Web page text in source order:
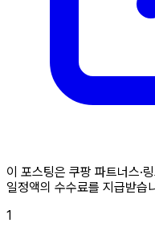
이 포스팅은 쿠팡 파트너스·
일정액의 수수료를 지급받습
1